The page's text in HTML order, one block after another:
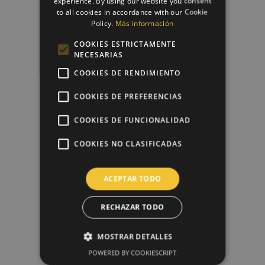
Diseño + Impresión Papel De...
6,50 €
to all cookies in accordance with our Cookie
Policy. Más información
COOKIES ESTRICTAMENTE
NECESARIAS
COOKIES DE RENDIMIENTO
COOKIES DE PREFERENCIAS
COOKIES DE FUNCIONALIDAD
COOKIES NO CLASIFICADAS
ACEPTAR TODO
RECHAZAR TODO
MOSTRAR DETALLES
POWERED BY COOKIESCRIPT